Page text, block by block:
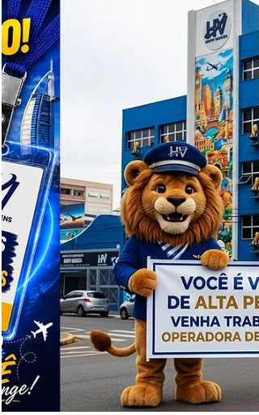
deles socorrido desacordado ao
Briga entre usuários de drogas na Avenida
Sampaio Vidal, área central de Marília, na
madrugada desta segunda-feira (22),
terminou com um deles socorrido
desacordado para o Hospital das Clínicas.
Policiais militares faziam patrulhamento
proximidades de um posto de
quando avistaram dois homens, de 49 e 41
anos, arrastando outro indivíduo, de
pelas pernas, retirando ele da área
destinada à troca de óleo de veículos.
Diante da cena, os policiais proceder